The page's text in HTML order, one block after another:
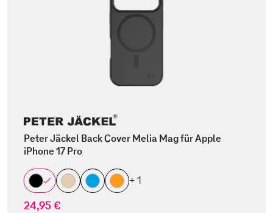
Peter Jäckel Back Cover Melia Mag für Apple
iPhone 17 Pro
+ 1
24,95 €